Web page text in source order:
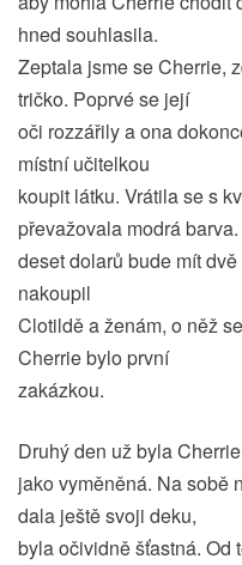
hned souhlasila.
Zeptala jsme se Cherrie,
tričko. Poprvé se její
oči rozzářily a ona
místní učitelkou
koupit látku. Vrátila se s
převažovala modrá
deset dolarů bude mít
nakoupil
Clotildě a ženám, o něž
Cherrie bylo první
zakázkou.
Druhý den už byla Cherrie
jako vyměněná. Na sobě
dala ještě svoji deku,
byla očividně šťastná. Od